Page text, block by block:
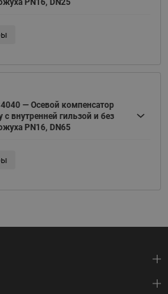
— Осевой компенсатор
c внутренней гильзой и без
PN16, DN65